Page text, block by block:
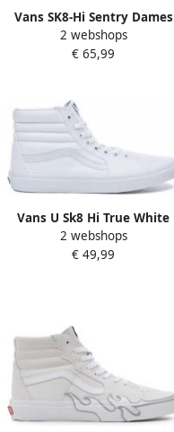
Vans SK8-Hi Sentry Dames
Sneakers Hoge Sneakers
Vrouwen schoenen zwart
2 webshops
€ 65,99
Vans U Sk8 Hi True White
Schoenmaat 40 1 2 Sneakers
VD5IW00
2 webshops
€ 49,99